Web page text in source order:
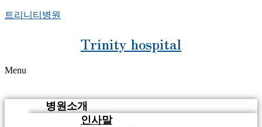
트리니티병원
Trinity hospital
Menu
병원소개
인사말